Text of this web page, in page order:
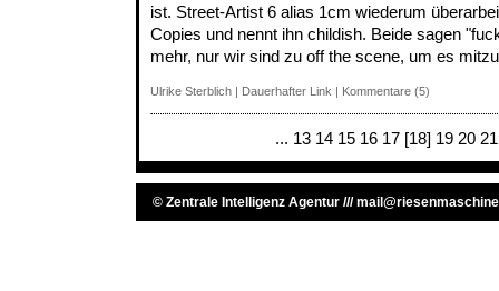
ist. Street-Artist 6 alias 1cm wiederum
Copies und nennt ihn childish. Beide sagen
mehr, nur wir sind zu off the scene, um es
Ulrike Sterblich | Dauerhafter Link | Kommentare (5)
... 13 14 15 16 17 [18] 19 20 21
© Zentrale Intelligenz Agentur ///